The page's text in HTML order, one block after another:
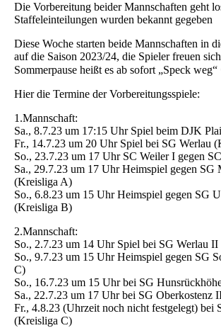
Die Vorbereitung beider Mannschaften geht
Staffeleinteilungen wurden bekannt gegeben
Diese Woche starten beide Mannschaften in
auf die Saison 2023/24, die Spieler freuen
Sommerpause heißt es ab sofort „Speck
Hier die Termine der Vorbereitungsspiele:
1.Mannschaft:
Sa., 8.7.23 um 17:15 Uhr Spiel beim DJK
Fr., 14.7.23 um 20 Uhr Spiel bei SG Werlau
So., 23.7.23 um 17 Uhr SC Weiler I gegen
Sa., 29.7.23 um 17 Uhr Heimspiel gegen SG
(Kreisliga A)
So., 6.8.23 um 15 Uhr Heimspiel gegen SG
(Kreisliga B)
2.Mannschaft:
So., 2.7.23 um 14 Uhr Spiel bei SG Werlau
So., 9.7.23 um 15 Uhr Heimspiel gegen SG
C)
So., 16.7.23 um 15 Uhr bei SG
Sa., 22.7.23 um 17 Uhr bei SG Oberkostenz
Fr., 4.8.23 (Uhrzeit noch nicht festgelegt) bei
(Kreisliga C)